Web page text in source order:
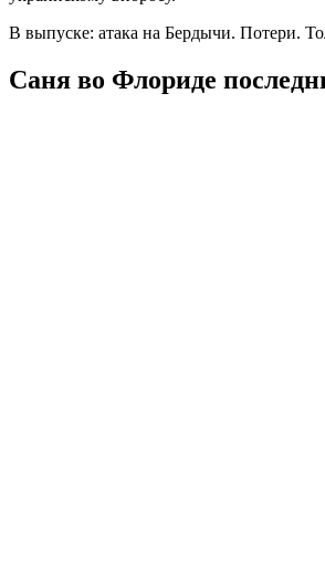
В выпуске: атака на Бердычи. Потери.
Саня во Флориде